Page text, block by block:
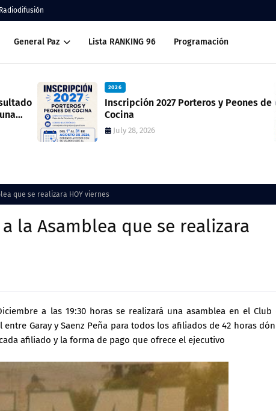
General Paz Lista RANKING 96 Programación
Inscripción 2027 Porteros y Peones de
Cocina
July 28, 2026
que se realizara HOY viernes
la Asamblea que se realizara
a las 19:30 horas se realizará una asamblea en el Club
entre Garay y Saenz Peña para todos los afiliados de 42 horas
afiliado y la forma de pago que ofrece el ejecutivo